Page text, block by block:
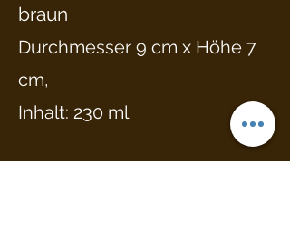
braun
Durchmesser 9 cm x Höhe 7
cm,
Inhalt: 230 ml